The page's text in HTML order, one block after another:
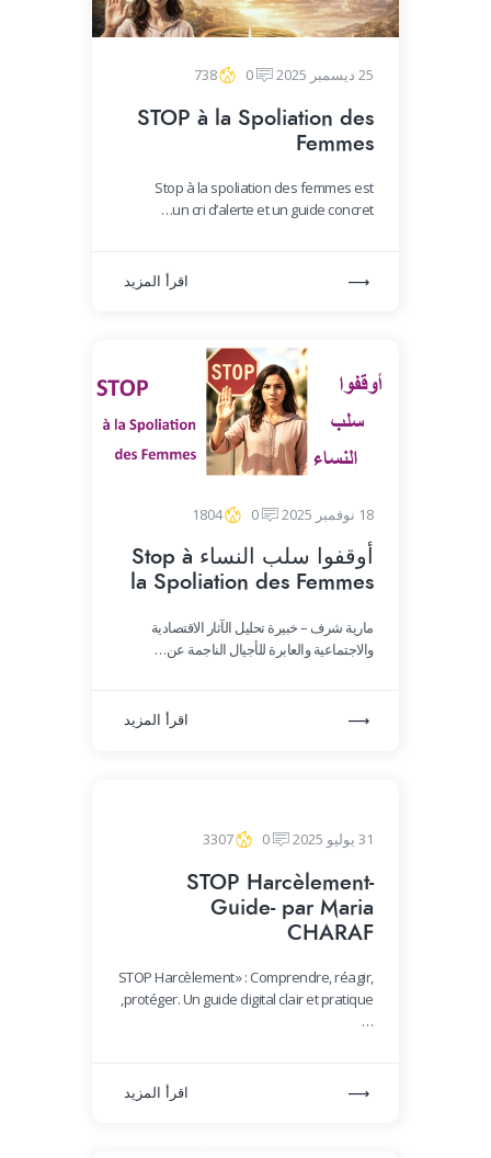
25 ديسمبر 2025 0
738
STOP à la Spoliation des
Femmes
Stop à la spoliation des femmes est
un cri d’alerte et un guide concret…
اقرأ المزيد
18 نوفمبر 2025 0
1804
أوقفوا سلب النساء Stop à
la Spoliation des Femmes
مارية شرف – خبيرة تحليل الآثار الاقتصادية
والاجتماعية والعابرة للأجيال الناجمة عن…
اقرأ المزيد
31 يوليو 2025 0
3307
STOP Harcèlement-
Guide- par Maria
CHARAF
STOP Harcèlement » : Comprendre, réagir,
protéger. Un guide digital clair et pratique,
…
اقرأ المزيد